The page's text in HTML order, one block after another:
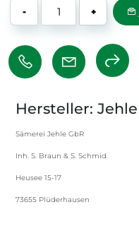
- +
Hersteller: Jehle
Sämerei Jehle GbR
Inh. S. Braun & S. Schmid
Heusee 15-17
73655 Plüderhausen